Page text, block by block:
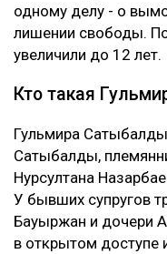
одному делу - о
лишении свободы.
увеличили до 12 лет.
Кто такая
Гульмира
Сатыбалды,
Нурсултана
У бывших супругов
Бауыржан и дочери
в открытом доступе